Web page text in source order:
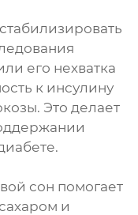
его нехватка
к инсулину
Это делает
сон помогает
и